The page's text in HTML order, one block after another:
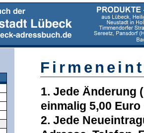
1. Jede Änderung
einmalig 5,00 Euro
2. Jede